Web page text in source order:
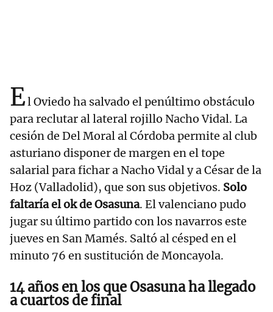
El Oviedo ha salvado el penúltimo obstáculo
para reclutar al lateral rojillo Nacho Vidal. La
cesión de Del Moral al Córdoba permite al club
asturiano disponer de margen en el tope
salarial para fichar a Nacho Vidal y a César de la
Hoz (Valladolid), que son sus objetivos. Solo
faltaría el ok de Osasuna. El valenciano pudo
jugar su último partido con los navarros este
jueves en San Mamés. Saltó al césped en el
minuto 76 en sustitución de Moncayola.
14 años en los que Osasuna ha llegado
a cuartos de final